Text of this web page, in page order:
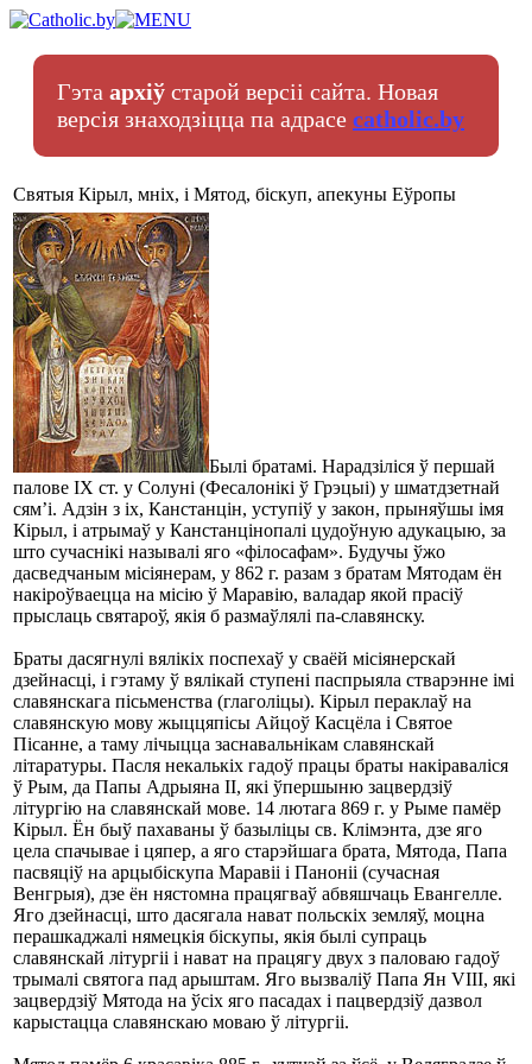
Гэта архіў старой версіі сайта. Новая
версія знаходзіцца па адрасе catholic.by
Святыя Кірыл, мніх, і Мятод, біскуп, апекуны Еўропы
Былі братамі. Нарадзіліся ў першай
палове IX ст. у Солуні (Фесалонікі ў Грэцыі) у шматдзетнай
сям’і. Адзін з іх, Канстанцін, уступіў у закон, прыняўшы імя
Кірыл, і атрымаў у Канстанцінопалі цудоўную адукацыю, за
што сучаснікі называлі яго «філосафам». Будучы ўжо
дасведчаным місіянерам, у 862 г. разам з братам Мятодам ён
накіроўваецца на місію ў Маравію, валадар якой прасіў
прыслаць святароў, якія б размаўлялі па-славянску.
Браты дасягнулі вялікіх поспехаў у сваёй місіянерскай
дзейнасці, і гэтаму ў вялікай ступені паспрыяла стварэнне імі
славянскага пісьменства (глаголіцы). Кірыл пераклаў на
славянскую мову жыццяпісы Айцоў Касцёла і Святое
Пісанне, а таму лічыцца заснавальнікам славянскай
літаратуры. Пасля некалькіх гадоў працы браты накіраваліся
ў Рым, да Папы Адрыяна ІІ, які ўпершыню зацвердзіў
літургію на славянскай мове. 14 лютага 869 г. у Рыме памёр
Кірыл. Ён быў пахаваны ў базыліцы св. Клімэнта, дзе яго
цела спачывае і цяпер, а яго старэйшага брата, Мятода, Папа
пасвяціў на арцыбіскупа Маравіі і Паноніі (сучасная
Венгрыя), дзе ён нястомна працягваў абвяшчаць Евангелле.
Яго дзейнасці, што дасягала нават польскіх земляў, моцна
перашкаджалі нямецкія біскупы, якія былі супраць
славянскай літургіі і нават на працягу двух з паловаю гадоў
трымалі святога пад арыштам. Яго вызваліў Папа Ян VIII, які
зацвердзіў Мятода на ўсіх яго пасадах і пацвердзіў дазвол
карыстацца славянскаю моваю ў літургіі.